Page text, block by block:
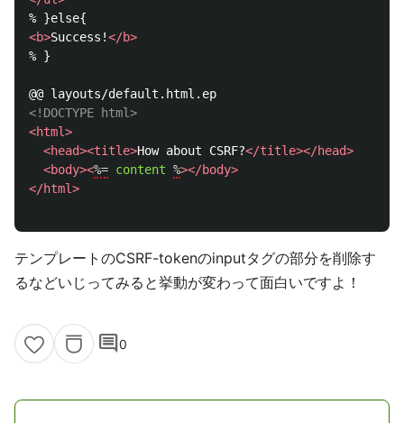
<b>Success!</b>
% }
<!DOCTYPE html>
<html>
<head><title>How about CSRF?</title></head>
<body><%= content %></body>
</html>
テンプレートのCSRF-tokenのinputタグの部分を削除す
るなどいじってみると挙動が変わって面白いですよ！
comment0